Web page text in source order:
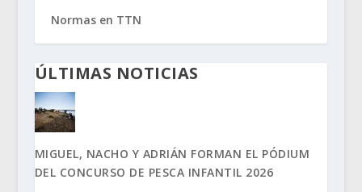
Normas en TTN
ÚLTIMAS NOTICIAS
MIGUEL, NACHO Y ADRIÁN FORMAN EL PÓDIUM
DEL CONCURSO DE PESCA INFANTIL 2026